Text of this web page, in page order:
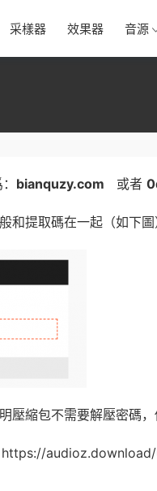
采樣器 效果器 音源
bianquzy.com 或者
和提取碼在一起（如下
壓縮包不需要解壓密碼，
https://